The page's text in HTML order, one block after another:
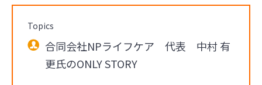
Topics
合同会社NPライフケア 代表 中村 有
更氏のONLY STORY